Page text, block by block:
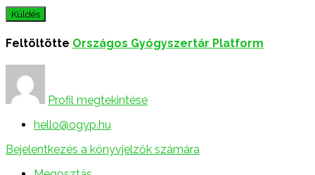
Feltöltötte Országos Gyógyszertár Platform
Profil megtekintése
hello@ogyp.hu
Bejelentkezés a könyvjelzők számára